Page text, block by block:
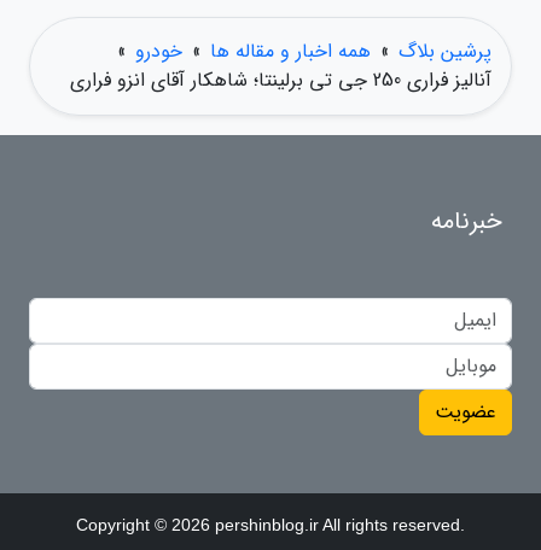
پرشین بلاگ » همه اخبار و مقاله ها » خودرو »
آنالیز فراری 250 جی تی برلینتا؛ شاهکار آقای انزو فراری
خبرنامه
عضویت
Copyright © 2026 pershinblog.ir All rights reserved.